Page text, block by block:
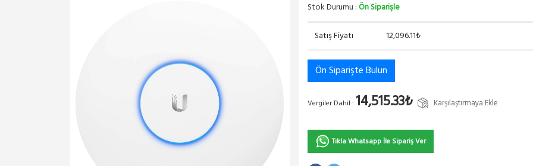
Stok Durumu :Ön Siparişle
Satış Fiyatı 12,096.11₺
Ön Siparişte Bulun
Vergiler Dahil : 14,515.33₺ Karşılaştırmaya Ekle
Tıkla Whatsapp İle Sipariş Ver